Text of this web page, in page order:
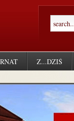
Z...DZIŚ